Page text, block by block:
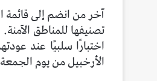
آخر من انضم إلى قائمة
تصنيفها للمناطق الآمنة.
اختبارًا سلبيًا عند
الأرخبيل من يوم